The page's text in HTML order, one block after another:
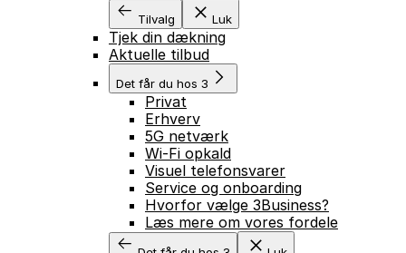
Tilvalg Luk
Tjek din dækning
Aktuelle tilbud
Det får du hos 3
Privat
Erhverv
5G netværk
Wi-Fi opkald
Visuel telefonsvarer
Service og onboarding
Hvorfor vælge 3Business?
Læs mere om vores fordele